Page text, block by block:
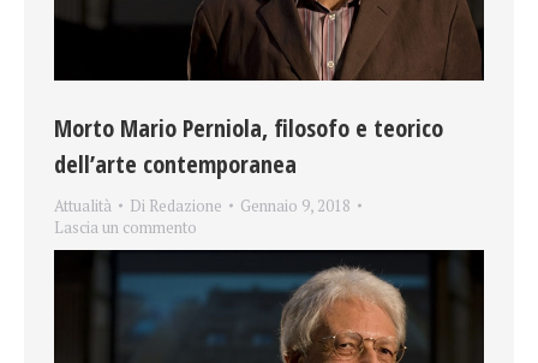
Morto Mario Perniola, filosofo e teorico
dell’arte contemporanea
Attualità Di Redazione
Gennaio 9, 2018
Lascia un commento